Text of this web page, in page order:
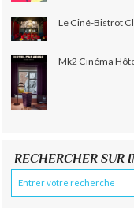
Le Ciné-Bistrot
Mk2 Cinéma
RECHERCHER SUR